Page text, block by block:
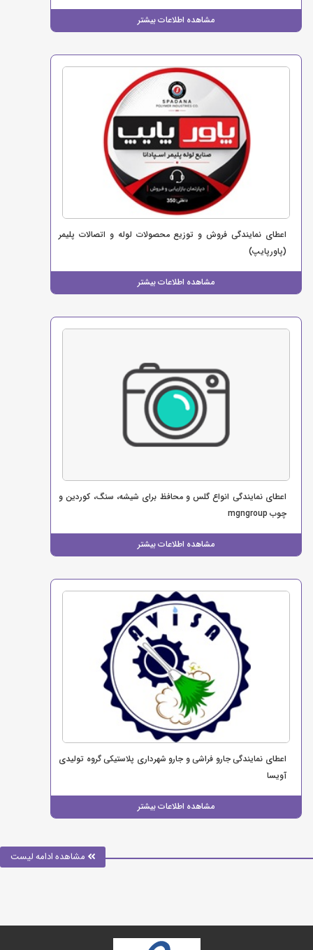
مشاهده اطلاعات بیشتر
اعطای نمایندگی فروش و توزیع محصولات لوله و اتصالات پلیمر
(پاورپایپ)
مشاهده اطلاعات بیشتر
اعطای نمایندگی انواع گلس و محافظ برای شیشه، سنگ، کوردین و
چوب mgngroup
مشاهده اطلاعات بیشتر
اعطای نمایندگی جارو فراشی و جارو شهرداری پلاستیکی گروه تولیدی
آویسا
مشاهده اطلاعات بیشتر
مشاهده ادامه لیست